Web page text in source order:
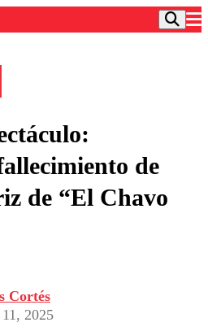
TV
de
de “El Chavo
Cortés
2025